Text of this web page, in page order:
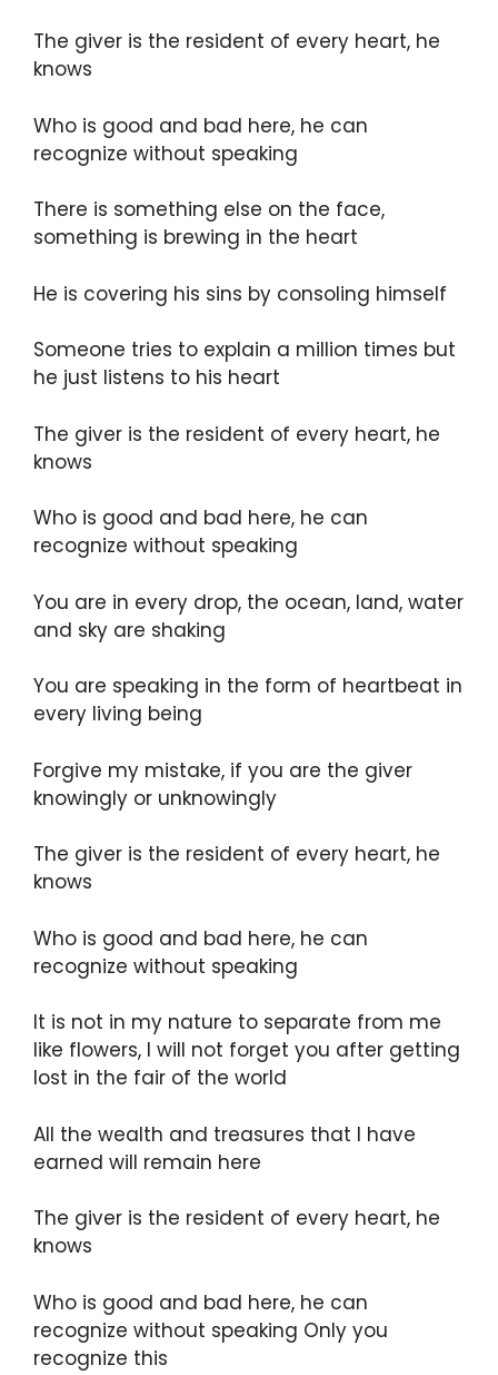
The giver is the resident of every heart, he
knows
Who is good and bad here, he can
recognize without speaking
There is something else on the face,
something is brewing in the heart
He is covering his sins by consoling himself
Someone tries to explain a million times but
he just listens to his heart
The giver is the resident of every heart, he
knows
Who is good and bad here, he can
recognize without speaking
You are in every drop, the ocean, land, water
and sky are shaking
You are speaking in the form of heartbeat in
every living being
Forgive my mistake, if you are the giver
knowingly or unknowingly
The giver is the resident of every heart, he
knows
Who is good and bad here, he can
recognize without speaking
It is not in my nature to separate from me
like flowers, I will not forget you after getting
lost in the fair of the world
All the wealth and treasures that I have
earned will remain here
The giver is the resident of every heart, he
knows
Who is good and bad here, he can
recognize without speaking Only you
recognize this